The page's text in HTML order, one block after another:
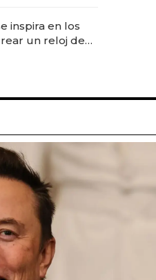
inspira en los
un reloj de